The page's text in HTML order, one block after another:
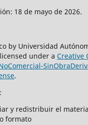
18 de mayo de 2026.
by Universidad
under a Creative
.
y redistribuir el
formato